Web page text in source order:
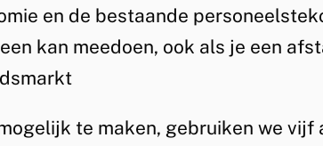
en de bestaande
kan meedoen, ook als je een
te maken, gebruiken we